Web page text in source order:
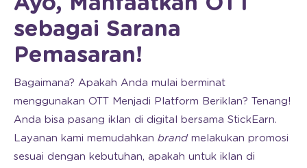
sebagai Sarana
Pemasaran!
Bagaimana? Apakah Anda mulai berminat
menggunakan OTT Menjadi Platform Beriklan? Tenang!
Anda bisa pasang iklan di digital bersama StickEarn.
Layanan kami memudahkan brand melakukan promosi
sesuai dengan kebutuhan, apakah untuk iklan di